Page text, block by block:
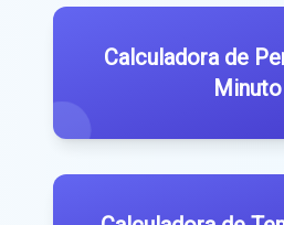
Calculadora de
Minuto